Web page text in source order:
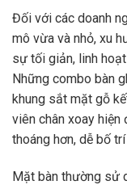
Đối với các doanh
mô vừa và nhỏ, xu
sự tối giản, linh
Những combo bàn
khung sắt mặt gỗ
viên chân xoay hiện
thoáng hơn, dễ bố
Mặt bàn thường sử